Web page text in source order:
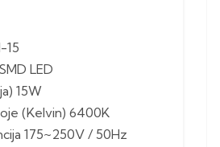
15
LED
15W
(Kelvin) 6400K
175~250V / 50Hz